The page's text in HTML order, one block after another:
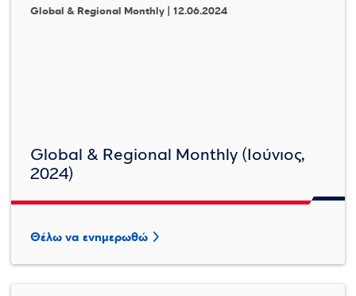
Global & Regional Monthly | 12.06.2024
Global & Regional Monthly (Ιούνιος,
2024)
Θέλω να ενημερωθώ